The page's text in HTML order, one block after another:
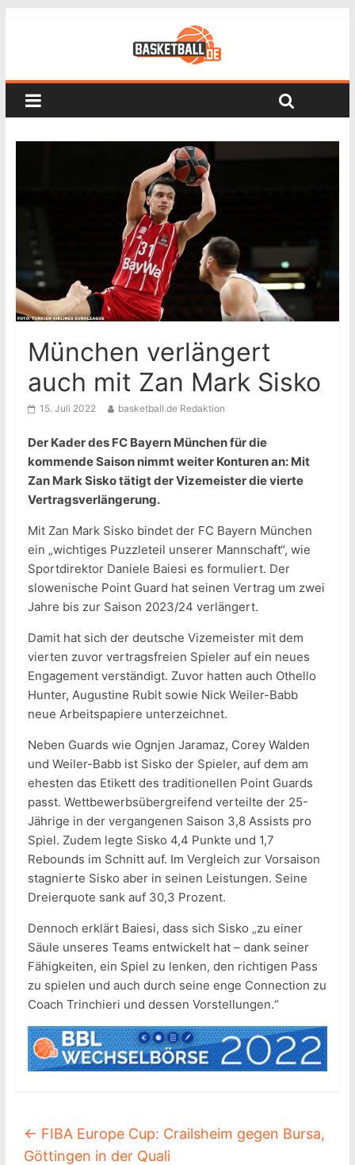
München verlängert
auch mit Zan Mark Sisko
15. Juli 2022 basketball.de Redaktion
Der Kader des FC Bayern München für die
kommende Saison nimmt weiter Konturen an: Mit
Zan Mark Sisko tätigt der Vizemeister die vierte
Vertragsverlängerung.
Mit Zan Mark Sisko bindet der FC Bayern München
ein „wichtiges Puzzleteil unserer Mannschaft“, wie
Sportdirektor Daniele Baiesi es formuliert. Der
slowenische Point Guard hat seinen Vertrag um zwei
Jahre bis zur Saison 2023/24 verlängert.
Damit hat sich der deutsche Vizemeister mit dem
vierten zuvor vertragsfreien Spieler auf ein neues
Engagement verständigt. Zuvor hatten auch Othello
Hunter, Augustine Rubit sowie Nick Weiler-Babb
neue Arbeitspapiere unterzeichnet.
Neben Guards wie Ognjen Jaramaz, Corey Walden
und Weiler-Babb ist Sisko der Spieler, auf dem am
ehesten das Etikett des traditionellen Point Guards
passt. Wettbewerbsübergreifend verteilte der 25-
Jährige in der vergangenen Saison 3,8 Assists pro
Spiel. Zudem legte Sisko 4,4 Punkte und 1,7
Rebounds im Schnitt auf. Im Vergleich zur Vorsaison
stagnierte Sisko aber in seinen Leistungen. Seine
Dreierquote sank auf 30,3 Prozent.
Dennoch erklärt Baiesi, dass sich Sisko „zu einer
Säule unseres Teams entwickelt hat – dank seiner
Fähigkeiten, ein Spiel zu lenken, den richtigen Pass
zu spielen und auch durch seine enge Connection zu
Coach Trinchieri und dessen Vorstellungen.“
← FIBA Europe Cup: Crailsheim gegen Bursa,
Göttingen in der Quali